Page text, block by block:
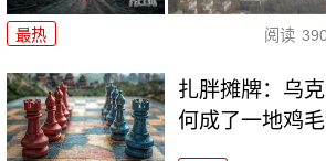
最热 阅读
扎胖摊牌：乌
何成了一地鸡毛